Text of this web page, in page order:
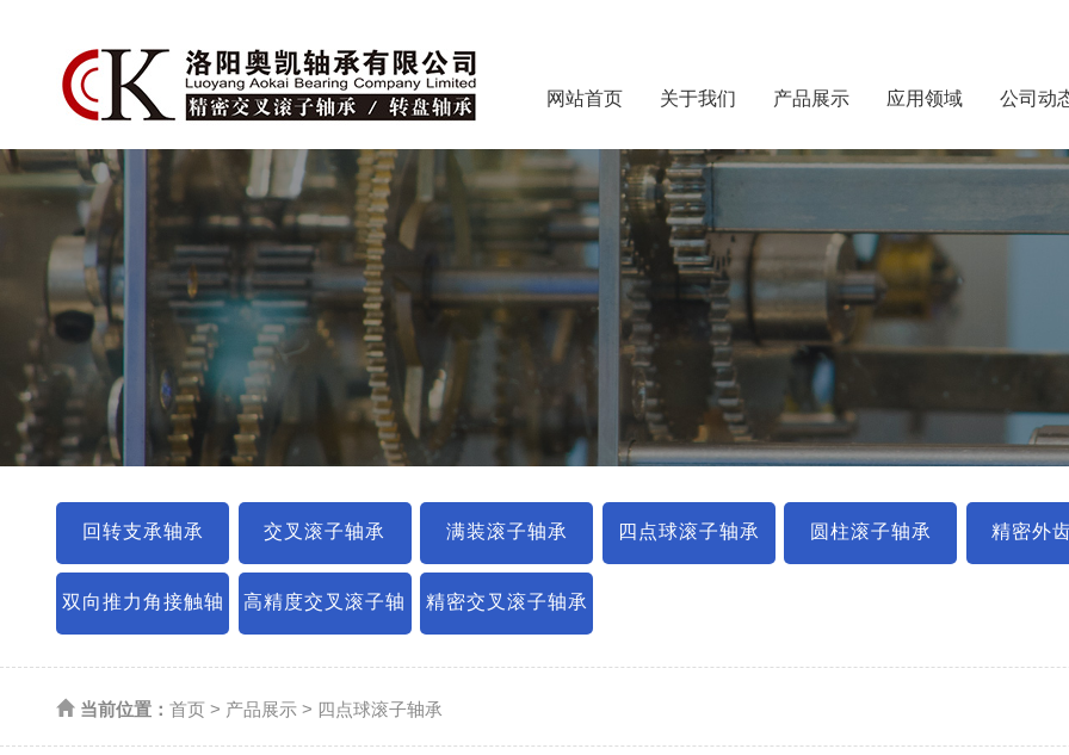
网站首页 关于我们 产品展示 应用领域 公司动
回转支承轴承 交叉滚子轴承 满装滚子轴承 四点球滚子轴承 圆柱滚子轴承 精密外
双向推力角接触轴 高精度交叉滚子轴 精密交叉滚子轴承
当前位置： 首页 > 产品展示 > 四点球滚子轴承